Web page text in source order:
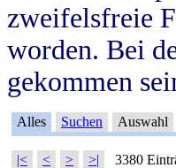
zweifelsfreie
worden. Bei
gekommen
Alles Suchen Auswahl
|< < > >| 3380